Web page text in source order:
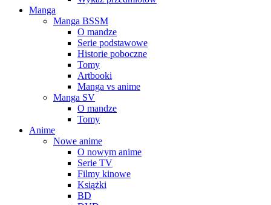
Manga
Manga BSSM
O mandze
Serie podstawowe
Historie poboczne
Tomy
Artbooki
Manga vs anime
Manga SV
O mandze
Tomy
Anime
Nowe anime
O nowym anime
Serie TV
Filmy kinowe
Książki
BD